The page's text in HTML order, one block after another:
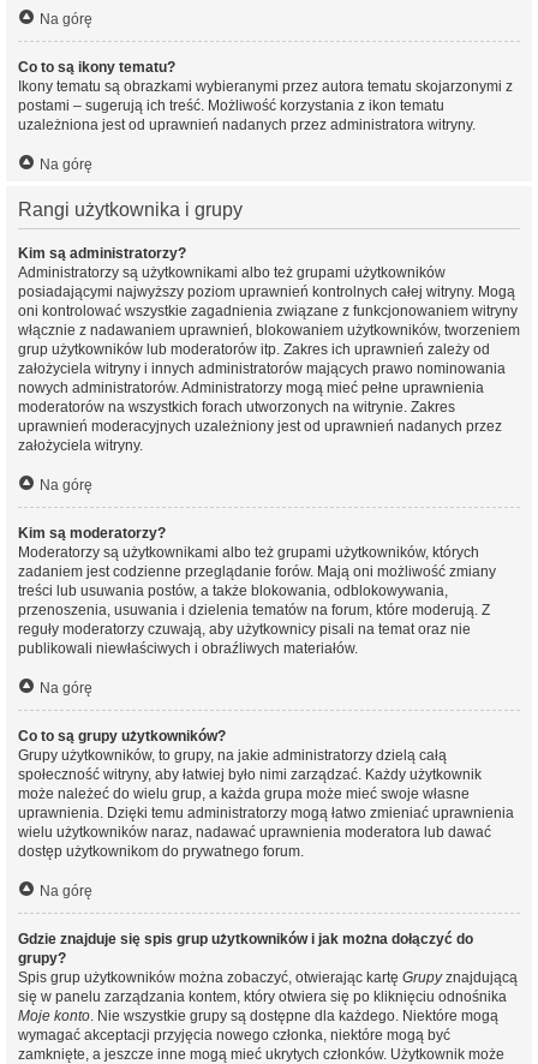
Na górę
Co to są ikony tematu?
Ikony tematu są obrazkami wybieranymi przez autora tematu skojarzonymi z
postami – sugerują ich treść. Możliwość korzystania z ikon tematu
uzależniona jest od uprawnień nadanych przez administratora witryny.
Na górę
Rangi użytkownika i grupy
Kim są administratorzy?
Administratorzy są użytkownikami albo też grupami użytkowników
posiadającymi najwyższy poziom uprawnień kontrolnych całej witryny. Mogą
oni kontrolować wszystkie zagadnienia związane z funkcjonowaniem witryny
włącznie z nadawaniem uprawnień, blokowaniem użytkowników, tworzeniem
grup użytkowników lub moderatorów itp. Zakres ich uprawnień zależy od
założyciela witryny i innych administratorów mających prawo nominowania
nowych administratorów. Administratorzy mogą mieć pełne uprawnienia
moderatorów na wszystkich forach utworzonych na witrynie. Zakres
uprawnień moderacyjnych uzależniony jest od uprawnień nadanych przez
założyciela witryny.
Na górę
Kim są moderatorzy?
Moderatorzy są użytkownikami albo też grupami użytkowników, których
zadaniem jest codzienne przeglądanie forów. Mają oni możliwość zmiany
treści lub usuwania postów, a także blokowania, odblokowywania,
przenoszenia, usuwania i dzielenia tematów na forum, które moderują. Z
reguły moderatorzy czuwają, aby użytkownicy pisali na temat oraz nie
publikowali niewłaściwych i obraźliwych materiałów.
Na górę
Co to są grupy użytkowników?
Grupy użytkowników, to grupy, na jakie administratorzy dzielą całą
społeczność witryny, aby łatwiej było nimi zarządzać. Każdy użytkownik
może należeć do wielu grup, a każda grupa może mieć swoje własne
uprawnienia. Dzięki temu administratorzy mogą łatwo zmieniać uprawnienia
wielu użytkowników naraz, nadawać uprawnienia moderatora lub dawać
dostęp użytkownikom do prywatnego forum.
Na górę
Gdzie znajduje się spis grup użytkowników i jak można dołączyć do
grupy?
Spis grup użytkowników można zobaczyć, otwierając kartę Grupyznajdującą
się w panelu zarządzania kontem, który otwiera się po kliknięciu odnośnika
Moje konto. Nie wszystkie grupy są dostępne dla każdego. Niektóre mogą
wymagać akceptacji przyjęcia nowego członka, niektóre mogą być
zamknięte, a jeszcze inne mogą mieć ukrytych członków. Użytkownik może